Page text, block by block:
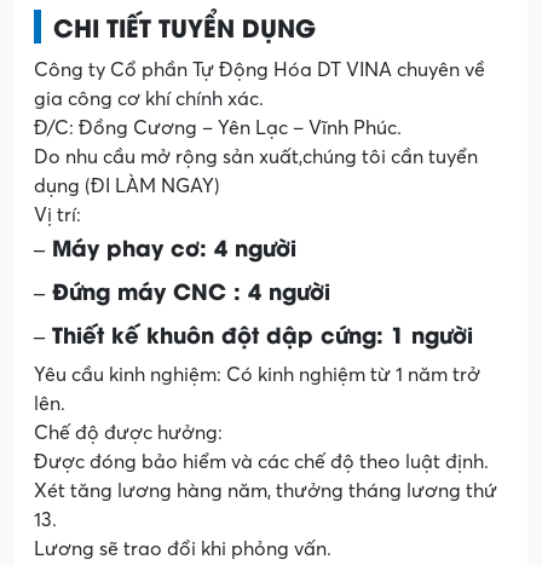
CHI TIẾT TUYỂN DỤNG
Công ty Cổ phần Tự Động Hóa DT VINA chuyên về
gia công cơ khí chính xác.
Đ/C: Đồng Cương – Yên Lạc – Vĩnh Phúc.
Do nhu cầu mở rộng sản xuất,chúng tôi cần tuyển
dụng (ĐI LÀM NGAY)
Vị trí:
– Máy phay cơ: 4 người
– Đứng máy CNC : 4 người
– Thiết kế khuôn đột dập cứng: 1 người
Yêu cầu kinh nghiệm: Có kinh nghiệm từ 1 năm trở
lên.
Chế độ được hưởng:
Được đóng bảo hiểm và các chế độ theo luật định.
Xét tăng lương hàng năm, thưởng tháng lương thứ
13.
Lương sẽ trao đổi khi phỏng vấn.